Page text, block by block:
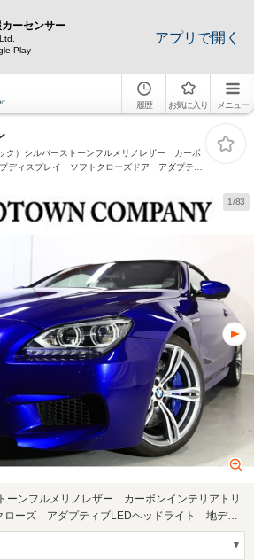
ーセンサー
Play
アプリで開く
履歴 お気に入り メニュー
ク）シルバーストーンフルメリノレザー カーボ
ディスプレイ ソフトクローズドア アダプティ
1/83
ーンフルメリノレザー カーボンインテリアトリ
ーズ アダプティブLEDヘッドライト 地デ